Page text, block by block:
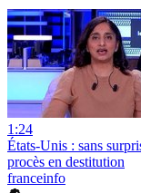
1:24
États-Unis : sans
procès en destitution
franceinfo